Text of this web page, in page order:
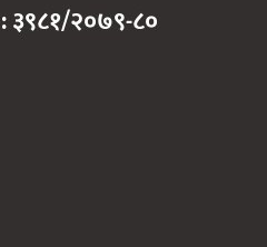
: ३९८१/२०७९-८०